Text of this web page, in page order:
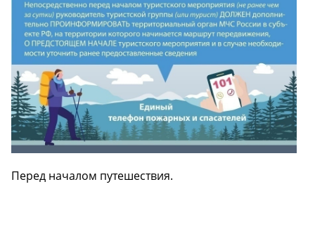
Перед началом путешествия.